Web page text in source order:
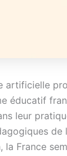
artificielle
éducatif
leur
de
la France